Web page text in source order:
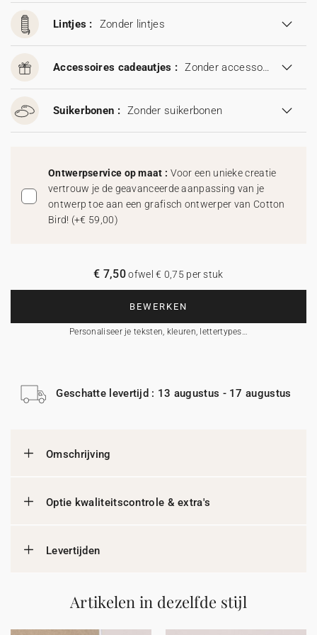
Lintjes : Zonder lintjes
Accessoires cadeautjes : Zonder accessoires cadeautjes
Suikerbonen : Zonder suikerbonen
Ontwerpservice op maat : Voor een unieke creatie
vertrouw je de geavanceerde aanpassing van je
ontwerp toe aan een grafisch ontwerper van Cotton
Bird! (+€ 59,00)
BEWERKEN
Personaliseer je teksten, kleuren, lettertypes…
€ 7,50ofwel € 0,75 per stuk
Geschatte levertijd : 13 augustus - 17 augustus
Omschrijving
Optie kwaliteitscontrole & extra's
Levertijden
Artikelen in dezelfde stijl